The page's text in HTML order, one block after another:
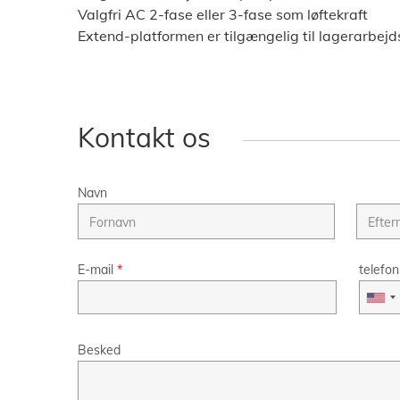
Valgfri AC 2-fase eller 3-fase som løftekraft
Extend-platformen er tilgængelig til
Kontakt os
Navn
E-mail * telefon
Besked